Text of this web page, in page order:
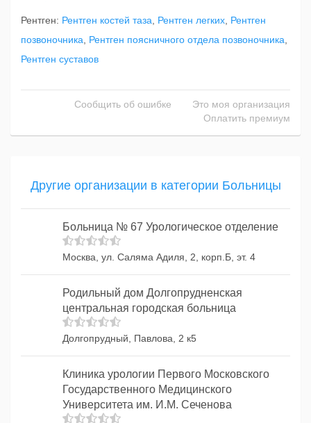
Рентген: Рентген костей таза Рентген легких Рентген
позвоночника
Рентген поясничного отдела позвоночника
Рентген суставов
Сообщить об ошибке
Это моя организация
Оплатить премиум
Другие организации в категории Больницы
Больница № 67 Урологическое отделение
Москва, ул. Саляма Адиля, 2, корп.Б, эт. 4
Родильный дом Долгопрудненская
центральная городская больница
Долгопрудный, Павлова, 2 к5
Клиника урологии Первого Московского
Государственного Медицинского
Университета им. И.М. Сеченова